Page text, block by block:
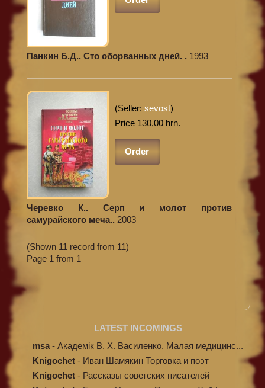
Панкин Б.Д.. Сто оборванных дней. . 1993
(Seller: sevost)
Price 130,00 hrn.
Order
Черевко К.. Серп и молот против
самурайского меча.. 2003
(Shown 11 record from 11)
Page 1 from 1
LATEST INCOMINGS
msa - Академік В. Х. Василенко. Малая медицинс...
Knigochet - Иван Шамякин Торговка и поэт
Knigochet - Рассказы советских писателей